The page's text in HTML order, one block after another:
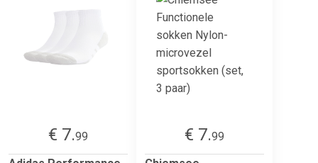
€ 7.99
€ 7.99